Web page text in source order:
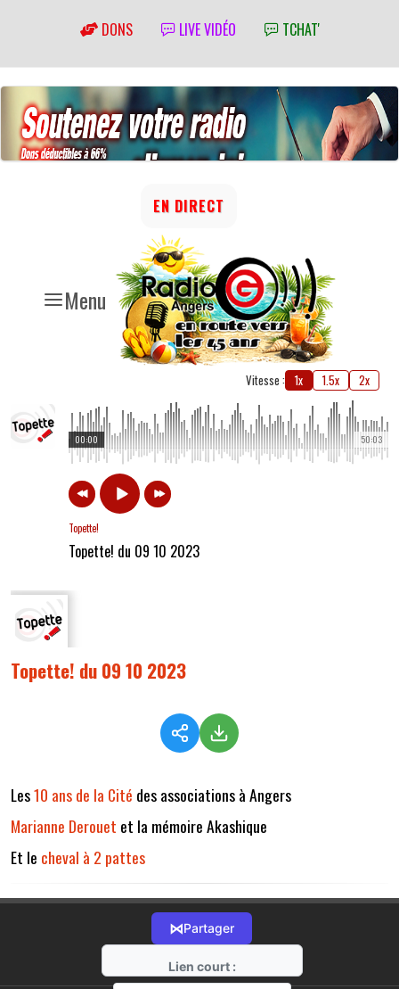
DONS LIVE VIDÉO TCHAT'
Menu
EN DIRECT
Vitesse : 1x 1.5x 2x
50:03
00:00
Topette!
Topette! du 09 10 2023
Topette! du 09 10 2023
Les10 ans de la Cité des associations à Angers
Marianne Derouet et la mémoire Akashique
Et le cheval à 2 pattes
⋈Partager
Lien court :